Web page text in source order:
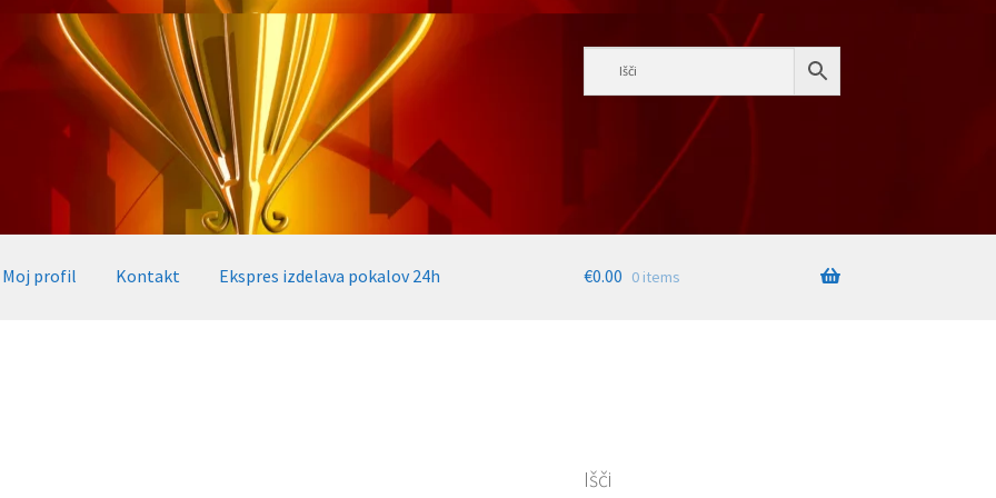
Moj profil Kontakt Ekspres izdelava pokalov 24h
24h
€0.00 0 items
Išči